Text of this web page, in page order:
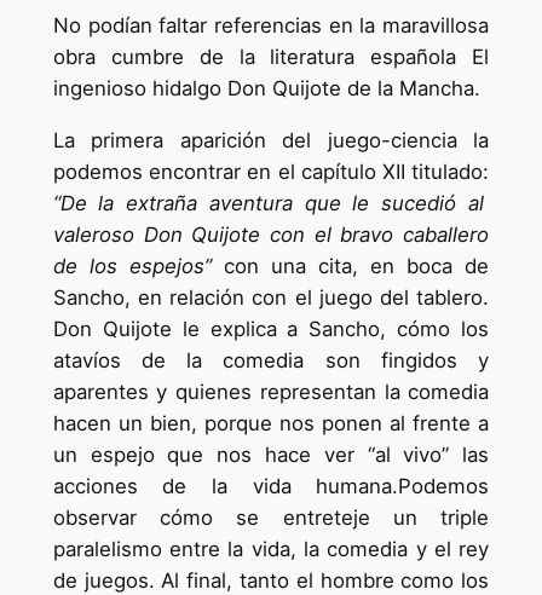
No podían faltar referencias en la maravillosa
obra cumbre de la literatura española El
ingenioso hidalgo Don Quijote de la Mancha.
La primera aparición del juego-ciencia la
podemos encontrar en el capítulo XII titulado:
“De la extraña aventura que le sucedió al
valeroso Don Quijote con el bravo caballero
de los espejos”con una cita, en boca de
Sancho, en relación con el juego del tablero.
Don Quijote le explica a Sancho, cómo los
atavíos de la comedia son fingidos y
aparentes y quienes representan la comedia
hacen un bien, porque nos ponen al frente a
un espejo que nos hace ver “al vivo” las
acciones de la vida humana.Podemos
observar cómo se entreteje un triple
paralelismo entre la vida, la comedia y el rey
de juegos. Al final, tanto el hombre como los